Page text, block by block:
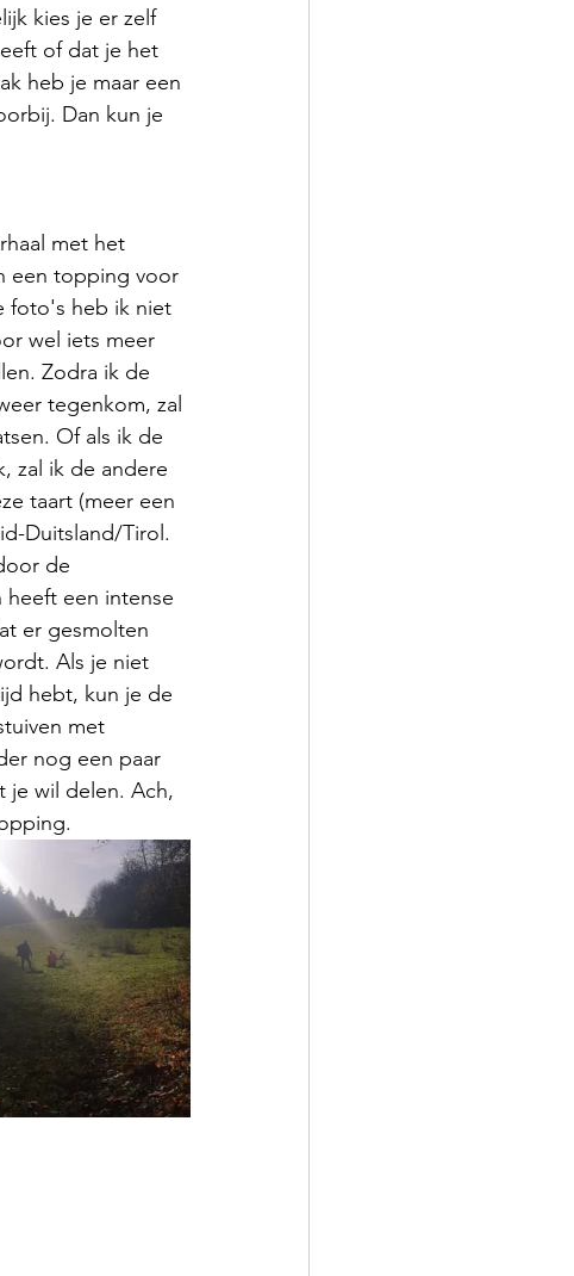
kies je er zelf
of dat je het
heb je maar een
Dan kun je
met het
een topping voor
foto's heb ik niet
wel iets meer
Zodra ik de
tegenkom, zal
Of als ik de
zal ik de andere
taart (meer een
Duitsland/Tirol.
de
een intense
er gesmolten
Als je niet
hebt, kun je de
met
nog een paar
je wil delen. Ach,